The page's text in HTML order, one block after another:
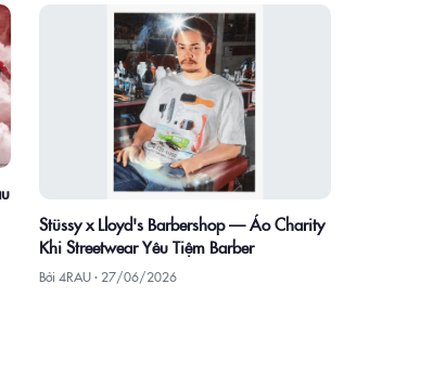
Stüssy x Lloyd's Barbershop — Áo Charity
Khi Streetwear Yêu Tiệm Barber
Bởi 4RAU · 27/06/2026